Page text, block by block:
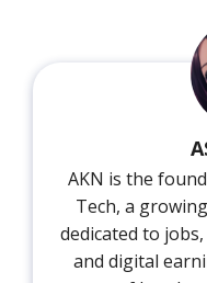
AKN is the
Tech, a
dedicated to
and digital